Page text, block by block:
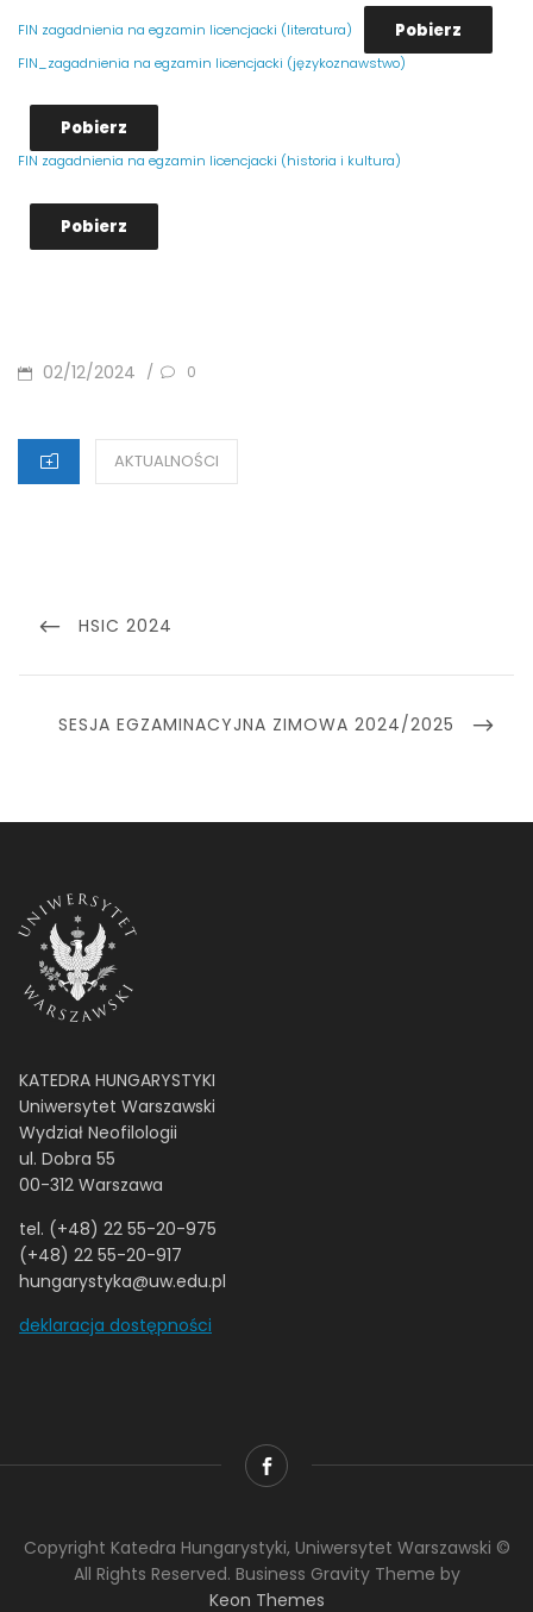
FIN zagadnienia na egzamin licencjacki (literatura) Pobierz
FIN_zagadnienia na egzamin licencjacki (językoznawstwo)
Pobierz
FIN zagadnienia na egzamin licencjacki (historia i kultura)
Pobierz
POSTED02/12/2024 / 0
CATEGORIES
AKTUALNOŚCI
wpisuPREVIOUS
HSIC 2024
NEXT
SESJA EGZAMINACYJNA ZIMOWA 2024/2025
KATEDRA HUNGARYSTYKI
Uniwersytet Warszawski
Wydział Neofilologii
ul. Dobra 55
00-312 Warszawa
tel. (+48) 22 55-20-975
(+48) 22 55-20-917
hungarystyka@uw.edu.pl
deklaracja dostępności
Copyright Katedra Hungarystyki, Uniwersytet Warszawski ©
All Rights Reserved. Business Gravity Theme by
Keon Themes